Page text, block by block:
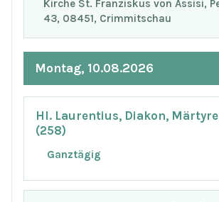
Kirche St. Franziskus von Assisi,
43, 08451, Crimmitschau
Montag, 10.08.2026
Hl. Laurentius, Diakon,
(258)
Ganztägig